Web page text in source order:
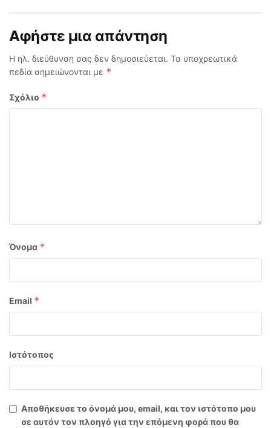
Αφήστε μια απάντηση
Η ηλ. διεύθυνση σας δεν δημοσιεύεται. Τα υποχρεωτικά
πεδία σημειώνονται με *
Σχόλιο *
Όνομα *
Email *
Ιστότοπος
Αποθήκευσε το όνομά μου, email, και τον ιστότοπο μου
σε αυτόν τον πλοηγό για την επόμενη φορά που θα